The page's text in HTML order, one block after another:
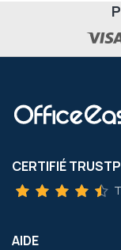
CERTIFIÉ
AIDE